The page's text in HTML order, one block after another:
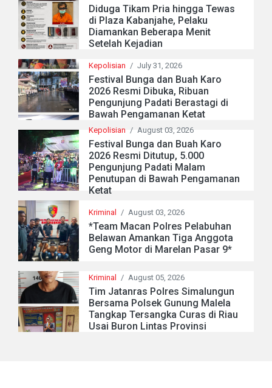
Diduga Tikam Pria hingga Tewas
di Plaza Kabanjahe, Pelaku
Diamankan Beberapa Menit
Setelah Kejadian
Kepolisian / July 31, 2026
Festival Bunga dan Buah Karo
2026 Resmi Dibuka, Ribuan
Pengunjung Padati Berastagi di
Bawah Pengamanan Ketat
Kepolisian / August 03, 2026
Festival Bunga dan Buah Karo
2026 Resmi Ditutup, 5.000
Pengunjung Padati Malam
Penutupan di Bawah Pengamanan
Ketat
Kriminal / August 03, 2026
*Team Macan Polres Pelabuhan
Belawan Amankan Tiga Anggota
Geng Motor di Marelan Pasar 9*
Kriminal / August 05, 2026
Tim Jatanras Polres Simalungun
Bersama Polsek Gunung Malela
Tangkap Tersangka Curas di Riau
Usai Buron Lintas Provinsi